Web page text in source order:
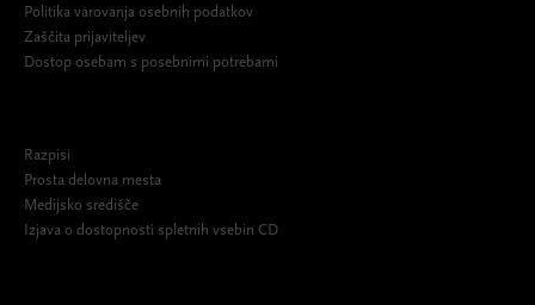
Politika varovanja osebnih podatkov
Zaščita prijaviteljev
Dostop osebam s posebnimi potrebami
Razpisi
Prosta delovna mesta
Medijsko središče
Izjava o dostopnosti spletnih vsebin CD